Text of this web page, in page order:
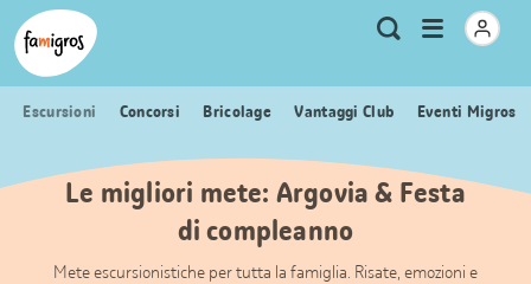
Navigazione
segnalibri
Header
Logo Metanavigazione
Ricerca
Apri
menu
Escursioni Concorsi Bricolage Vantaggi Club Eventi Migros
Le migliori mete: Argovia & Festa
di compleanno
Mete escursionistiche per tutta la famiglia. Risate, emozioni e